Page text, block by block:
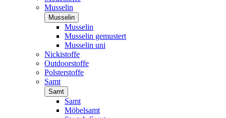
Musselin
Musselin
Musselin
Musselin gemustert
Musselin uni
Nickistoffe
Outdoorstoffe
Polsterstoffe
Samt
Samt
Samt
Möbelsamt